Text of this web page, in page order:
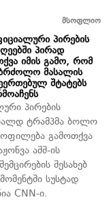
მსოფლიო
პირების
პირად
იმის გამო, რომ
მასალის
შტატებს
პირების
ტრამპმა ბოლო
გამოთქვა
აშშ-ის
შესახებ
სუსტად
CNN-ი.